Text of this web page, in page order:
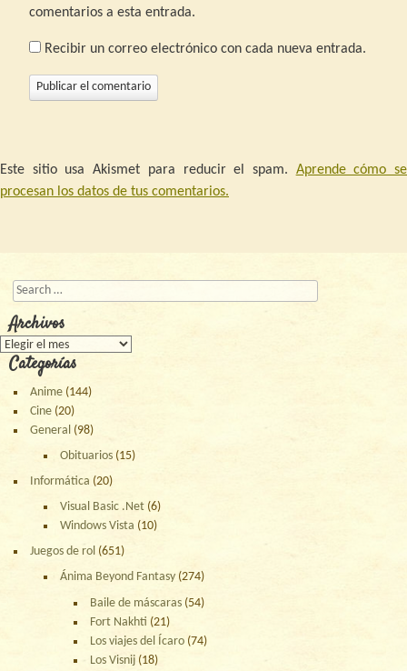
comentarios a esta entrada.
Recibir un correo electrónico con cada nueva entrada.
Este sitio usa Akismet para reducir el spam. Aprende cómo se
procesan los datos de tus comentarios.
Buscar
Archivos
Archivos
Categorías
Anime (144)
Cine (20)
General (98)
Obituarios (15)
Informática (20)
Visual Basic .Net (6)
Windows Vista (10)
Juegos de rol (651)
Ánima Beyond Fantasy (274)
Baile de máscaras (54)
Fort Nakhti (21)
Los viajes del Ícaro (74)
Los Visnij (18)